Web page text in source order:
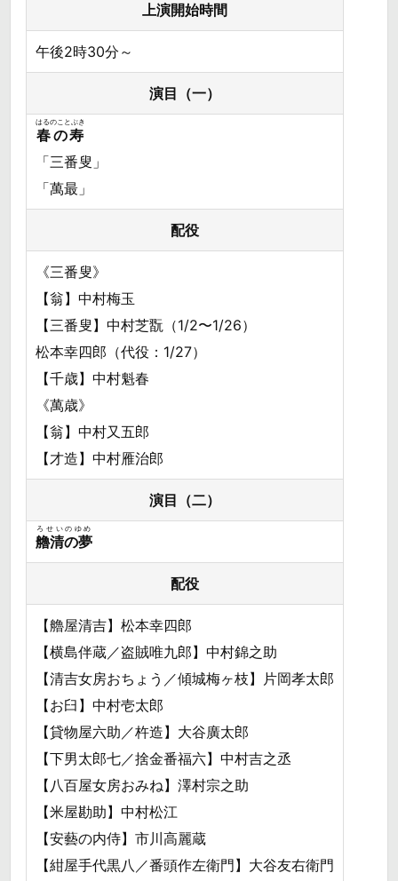
上演開始時間
午後2時30分～
演目（一）
春の寿
はるのことぶき
「三番叟」
「萬最」
配役
《三番叟》
【翁】中村梅玉
【三番叟】中村芝翫（1/2〜1/26）
松本幸四郎（代役：1/27）
【千歳】中村魁春
《萬歳》
【翁】中村又五郎
【才造】中村雁治郎
演目（二）
艪清の夢
ろせいのゆめ
配役
【艪屋清吉】松本幸四郎
【横島伴蔵／盗賊唯九郎】中村錦之助
【清吉女房おちょう／傾城梅ヶ枝】片岡孝太郎
【お臼】中村壱太郎
【貸物屋六助／杵造】大谷廣太郎
【下男太郎七／捨金番福六】中村吉之丞
【八百屋女房おみね】澤村宗之助
【米屋勘助】中村松江
【安藝の内侍】市川高麗蔵
【紺屋手代黒八／番頭作左衛門】大谷友右衛門